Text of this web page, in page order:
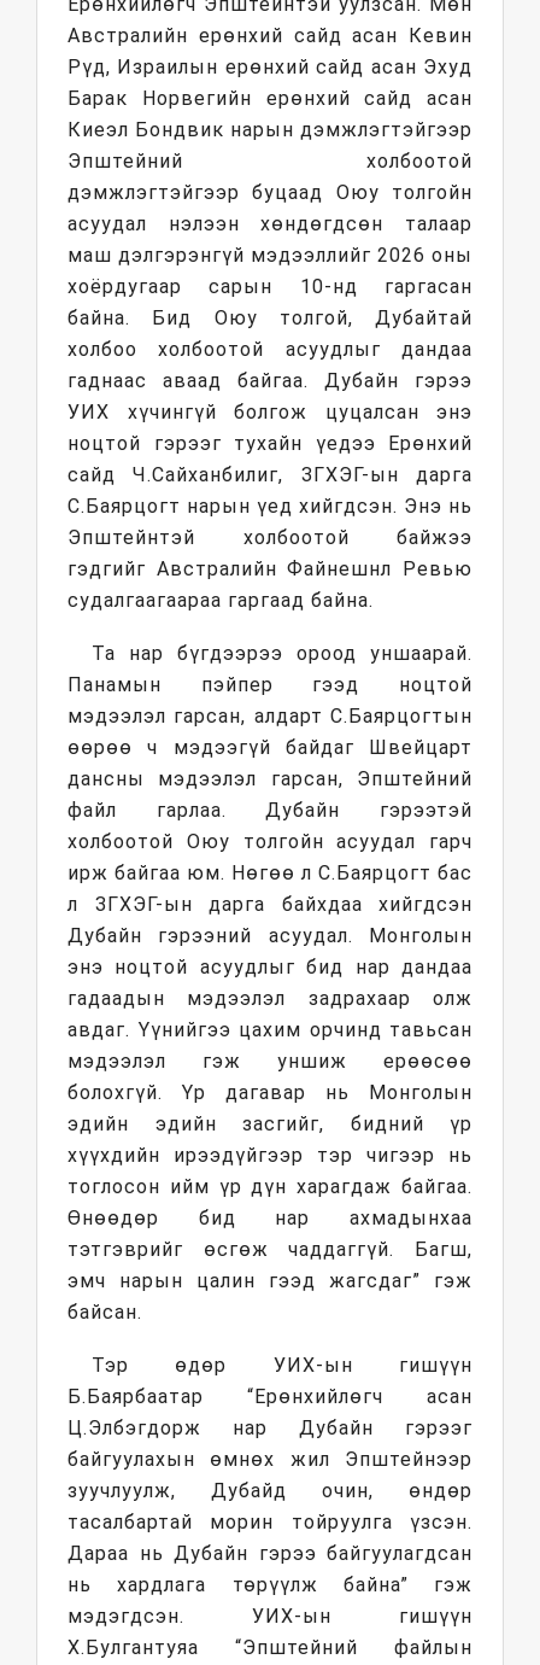
Австралийн ерөнхий сайд асан Кевин
Рүд, Израилын ерөнхий сайд асан Эхуд
Барак Норвегийн ерөнхий сайд асан
Киеэл Бондвик нарын дэмжлэгтэйгээр
Эпштейний холбоотой
дэмжлэгтэйгээр буцаад Оюу толгойн
асуудал нэлээн хөндөгдсөн талаар
маш дэлгэрэнгүй мэдээллийг 2026 оны
хоёрдугаар сарын 10-нд гаргасан
байна. Бид Оюу толгой, Дубайтай
холбоо холбоотой асуудлыг дандаа
гаднаас аваад байгаа. Дубайн гэрээ
УИХ хүчингүй болгож цуцалсан энэ
ноцтой гэрээг тухайн үедээ Ерөнхий
сайд Ч.Сайханбилиг, ЗГХЭГ-ын дарга
С.Баярцогт нарын үед хийгдсэн. Энэ нь
Эпштейнтэй холбоотой байжээ
гэдгийг Австралийн Файнешнл Ревью
судалгаагаараа гаргаад байна.
Та нар бүгдээрээ ороод уншаарай.
Панамын пэйпер гээд ноцтой
мэдээлэл гарсан, алдарт С.Баярцогтын
өөрөө ч мэдээгүй байдаг Швейцарт
дансны мэдээлэл гарсан, Эпштейний
файл гарлаа. Дубайн гэрээтэй
холбоотой Оюу толгойн асуудал гарч
ирж байгаа юм. Нөгөө л С.Баярцогт бас
л ЗГХЭГ-ын дарга байхдаа хийгдсэн
Дубайн гэрээний асуудал. Монголын
энэ ноцтой асуудлыг бид нар дандаа
гадаадын мэдээлэл задрахаар олж
авдаг. Үүнийгээ цахим орчинд тавьсан
мэдээлэл гэж уншиж ерөөсөө
болохгүй. Үр дагавар нь Монголын
эдийн эдийн засгийг, бидний үр
хүүхдийн ирээдүйгээр тэр чигээр нь
тоглосон ийм үр дүн харагдаж байгаа.
Өнөөдөр бид нар ахмадынхаа
тэтгэврийг өсгөж чаддаггүй. Багш,
эмч нарын цалин гээд жагсдаг” гэж
байсан.
Тэр өдөр УИХ-ын гишүүн
Б.Баярбаатар “Ерөнхийлөгч асан
Ц.Элбэгдорж нар Дубайн гэрээг
байгуулахын өмнөх жил Эпштейнээр
зуучлуулж, Дубайд очин, өндөр
тасалбартай морин тойруулга үзсэн.
Дараа нь Дубайн гэрээ байгуулагдсан
нь хардлага төрүүлж байна” гэж
мэдэгдсэн. УИХ-ын гишүүн
Х.Булгантуяа “Эпштейний файлын